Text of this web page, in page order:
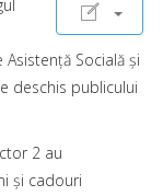
Socială și
deschis publicului
2 au
și cadouri